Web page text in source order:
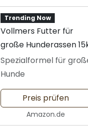
Trending Now
Vollmers Futter für
große Hunderassen
Spezialformel für
Hunde
Preis prüfen
Amazon.de